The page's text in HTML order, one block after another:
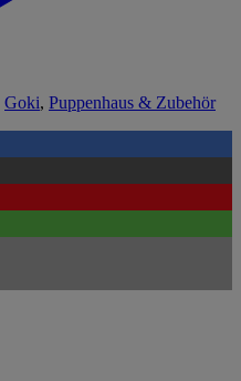
Goki, Puppenhaus & Zubehör